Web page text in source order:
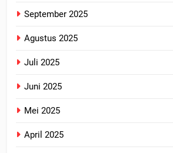
September 2025
Agustus 2025
Juli 2025
Juni 2025
Mei 2025
April 2025